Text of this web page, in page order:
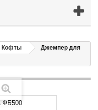
Кофты
Джемпер для